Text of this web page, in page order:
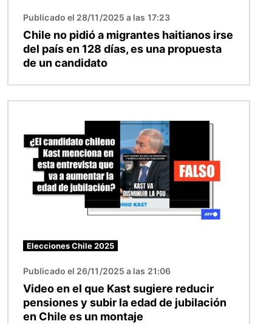
Publicado el 28/11/2025 a las 17:23
Chile no pidió a migrantes haitianos irse
del país en 128 días, es una propuesta
de un candidato
Elecciones Chile 2025
Publicado el 26/11/2025 a las 21:06
Video en el que Kast sugiere reducir
pensiones y subir la edad de jubilación
en Chile es un montaje